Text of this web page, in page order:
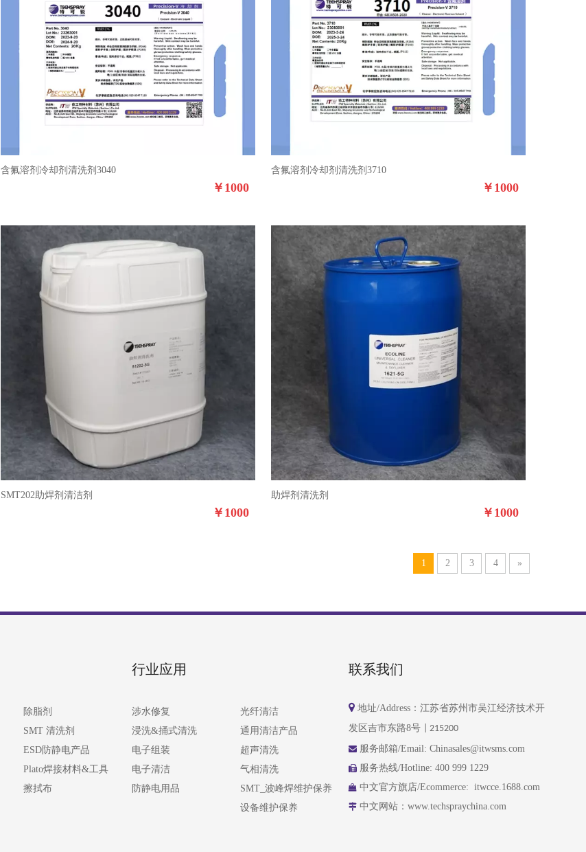
含氟溶剂冷却剂清洗剂3040
￥ 1000
含氟溶剂冷却剂清洗剂3710
￥ 1000
SMT202助焊剂清洁剂
￥ 1000
助焊剂清洗剂
￥ 1000
1 2 3 4 »
除脂剂
SMT 清洗剂
ESD防静电产品
Plato焊接材料&工具
擦拭布
行业应用
涉水修复
浸洗&捅式清洗
电子组装
电子清洁
防静电用品
光纤清洁
通用清洁产品
超声清洗
气相清洗
SMT_波峰焊维护保养
设备维护保养
联系我们
 地址/Address：江苏省苏州市吴江经济技术开
发区吉市东路8号 | 215200
 服务邮箱/Email: Chinasales@itwsms.com
 服务热线/Hotline: 400 999 1229
 中文官方旗店/Ecommerce: itwcce.1688.com
 中文网站： www.techspraychina.com